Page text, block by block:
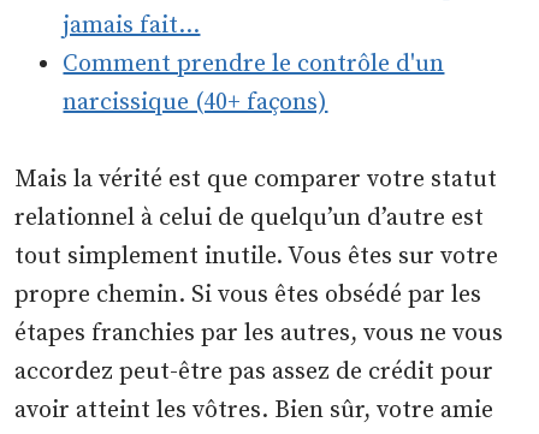
jamais fait…
Comment prendre le contrôle d'un
narcissique (40+ façons)
Mais la vérité est que comparer votre statut
relationnel à celui de quelqu’un d’autre est
tout simplement inutile. Vous êtes sur votre
propre chemin. Si vous êtes obsédé par les
étapes franchies par les autres, vous ne vous
accordez peut-être pas assez de crédit pour
avoir atteint les vôtres. Bien sûr, votre amie